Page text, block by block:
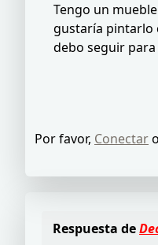
Tengo un
gustaría pintarlo
debo seguir
Por favor, Conectaro
Respuesta de